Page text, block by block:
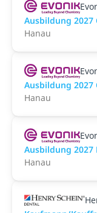
Ausbildung
Hanau
Ausbildung
Hanau
Ausbildung
Hanau